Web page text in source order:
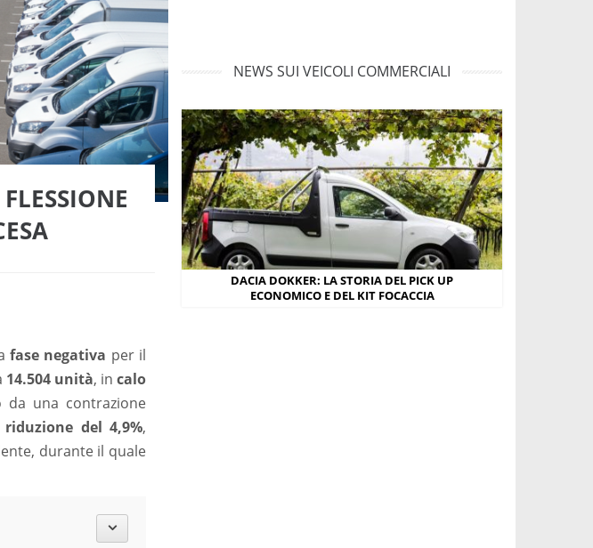
fase negativa per il
14.504 unità, incalo
da una contrazione
riduzione del 4,9%,
durante il quale
NEWS SUI VEICOLI COMMERCIALI
DACIA DOKKER: LA STORIA DEL PICK UP
ECONOMICO E DEL KIT FOCACCIA